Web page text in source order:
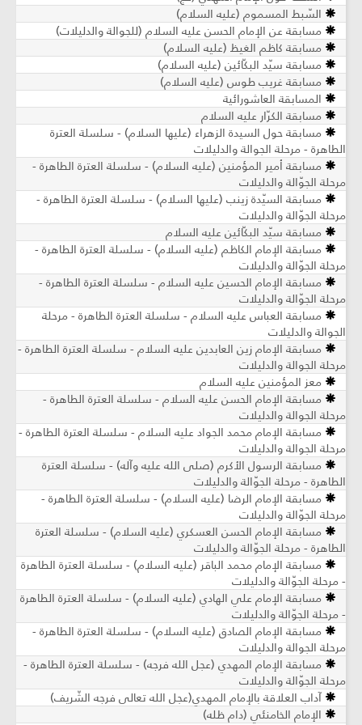
السّبط المسموم (عليه السلام)
مسابقة عن الإمام الحسن عليه السلام (للجوالة والدليلات)
مسابقة كاظم الغيظ (عليه السلام)
مسابقة سيّد البكّائين (عليه السلام)
مسابقة غريب طوس (عليه السلام)
المسابقة العاشورائية
مسابقة الكرّار عليه السلام
مسابقة حول السيدة الزهراء (عليها السلام) - سلسلة العترة
الطاهرة - مرحلة الجوالة والدليلات
مسابقة أمير المؤمنين (عليه السلام) - سلسلة العترة الطاهرة -
مرحلة الجوّالة والدليلات
مسابقة السيّدة زينب (عليها السلام) - سلسلة العترة الطاهرة -
مرحلة الجوّالة والدليلات
مسابقة سيّد البكّائين عليه السلام
مسابقة الإمام الكاظم (عليه السلام) - سلسلة العترة الطاهرة -
مرحلة الجوّالة والدليلات
مسابقة الإمام الحسين عليه السلام - سلسلة العترة الطاهرة -
مرحلة الجوّالة والدليلات
مسابقة العباس عليه السلام - سلسلة العترة الطاهرة - مرحلة
الجوالة والدليلات
مسابقة الإمام زين العابدين عليه السلام - سلسلة العترة الطاهرة -
مرحلة الجوالة والدليلات
معز المؤمنين عليه السلام
مسابقة الإمام الحسن عليه السلام - سلسلة العترة الطاهرة -
مرحلة الجوالة والدليلات
مسابقة الإمام محمد الجواد عليه السلام - سلسلة العترة الطاهرة -
مرحلة الجوالة والدليلات
مسابقة الرسول الأكرم (صلى الله عليه وآله) - سلسلة العترة
الطاهرة - مرحلة الجوّالة والدليلات
مسابقة الإمام الرضا (عليه السلام) - سلسلة العترة الطاهرة -
مرحلة الجوّالة والدليلات
مسابقة الإمام الحسن العسكري (عليه السلام) - سلسلة العترة
الطاهرة - مرحلة الجوّالة والدليلات
مسابقة الإمام محمد الباقر (عليه السلام) - سلسلة العترة الطاهرة
- مرحلة الجوّالة والدليلات
مسابقة الإمام علي الهادي (عليه السلام) - سلسلة العترة الطاهرة
- مرحلة الجوّالة والدليلات
مسابقة الإمام الصادق (عليه السلام) - سلسلة العترة الطاهرة -
مرحلة الجوالة والدليلات
مسابقة الإمام المهدي (عجل الله فرجه) - سلسلة العترة الطاهرة -
مرحلة الجوّالة والدليلات
آداب العلاقة بالإمام المهدي(عجل الله تعالى فرجه الشّريف)
الإمام الخامنئي (دام ظله)